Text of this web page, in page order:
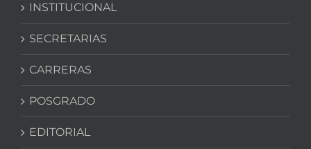
INSTITUCIONAL
SECRETARIAS
CARRERAS
POSGRADO
EDITORIAL